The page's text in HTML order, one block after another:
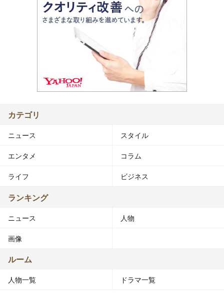
カテゴリ
ニュース スタイル
エンタメ コラム
ライフ ビジネス
ランキング
ニュース 人物
画像
ルーム
人物一覧 ドラマ一覧